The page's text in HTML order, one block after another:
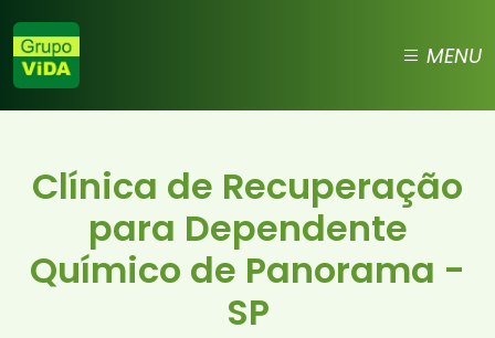
MENU
Clínica de Recuperação
para Dependente
Químico de Panorama -
SP